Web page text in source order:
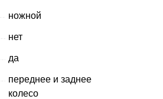
ножной
нет
да
переднее и заднее
колесо